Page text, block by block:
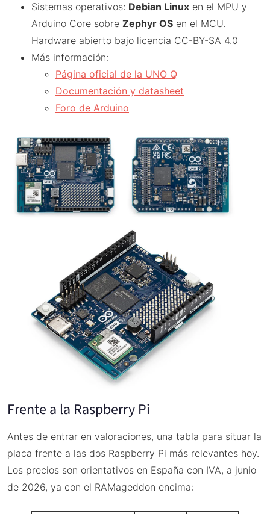
Sistemas operativos: Debian Linux en el MPU y
Arduino Core sobre Zephyr OS en el MCU.
Hardware abierto bajo licencia CC-BY-SA 4.0
Más información:
Página oficial de la UNO Q
Documentación y datasheet
Foro de Arduino
Frente a la Raspberry Pi
Antes de entrar en valoraciones, una tabla para situar la
placa frente a las dos Raspberry Pi más relevantes hoy.
Los precios son orientativos en España con IVA, a junio
de 2026, ya con el RAMageddon encima: